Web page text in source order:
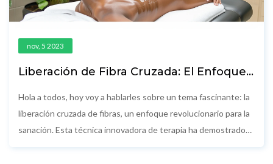
nov, 5 2023
Liberación de Fibra Cruzada: El Enfoque
Hola a todos, hoy voy a hablarles sobre un tema fascinante: la
liberación cruzada de fibras, un enfoque revolucionario para la
sanación. Esta técnica innovadora de terapia ha demostrado